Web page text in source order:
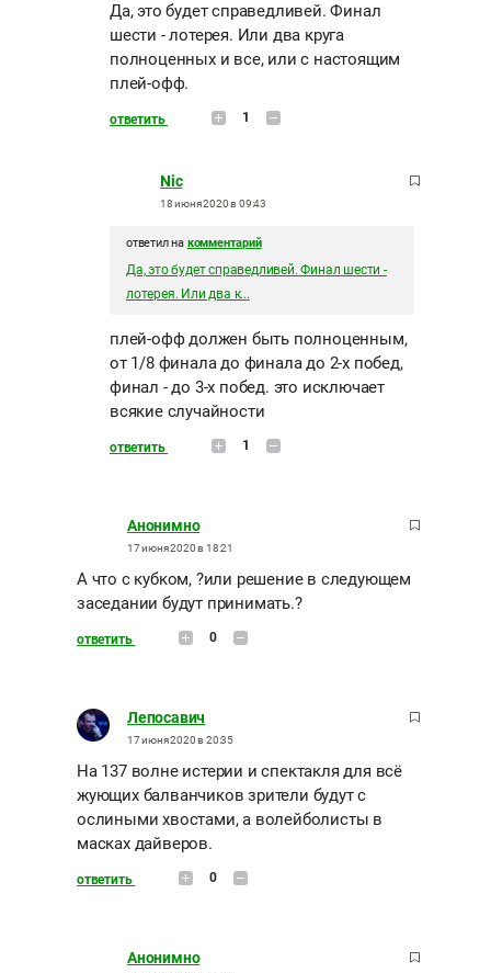
Да, это будет справедливей. Финал
шести - лотерея. Или два круга
полноценных и все, или с настоящим
плей-офф.
ответить 1
Nic
18 июня 2020 в 09:43
ответил на комментарий
Да, это будет справедливей. Финал шести -
лотерея. Или два к...
плей-офф должен быть полноценным,
от 1/8 финала до финала до 2-х побед,
финал - до 3-х побед. это исключает
всякие случайности
ответить 1
Анонимно
17 июня 2020 в 18:21
А что с кубком, ?или решение в следующем
заседании будут принимать.?
ответить 0
Лепосавич
17 июня 2020 в 20:35
На 137 волне истерии и спектакля для всё
жующих балванчиков зрители будут с
ослиными хвостами, а волейболисты в
масках дайверов.
ответить 0
Анонимно